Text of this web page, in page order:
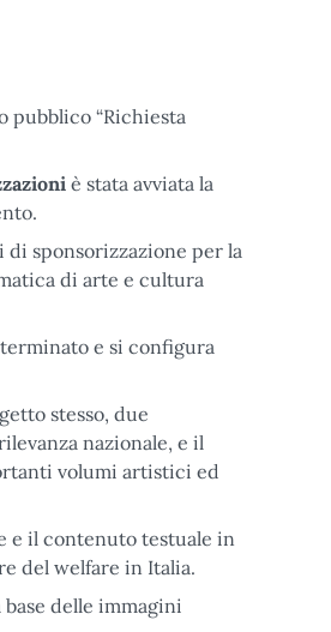
pubblico “Richiesta
è stata avviata la
di sponsorizzazione per la
di arte e cultura
e si configura
stesso, due
nazionale, e il
volumi artistici ed
e il contenuto testuale in
del welfare in Italia.
base delle immagini